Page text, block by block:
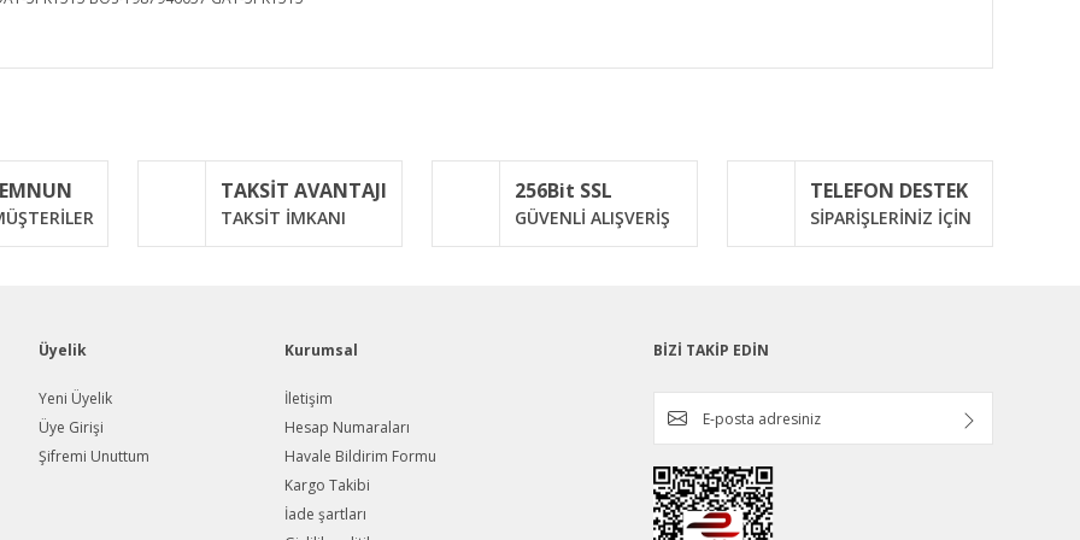
Yorum Yaz
Gönder
TAKSİT AVANTAJI
TAKSİT İMKANI
256Bit SSL
GÜVENLİ ALIŞVERİŞ
TELEFON DESTEK
SİPARİŞLERİNİZ İÇİN
Üyelik
Yeni Üyelik
Üye Girişi
Şifremi Unuttum
Kurumsal
İletişim
Hesap Numaraları
Havale Bildirim Formu
Kargo Takibi
İade şartları
BİZİ TAKİP EDİN